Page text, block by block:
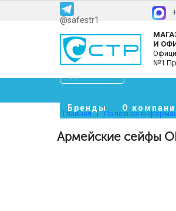
@safestr1
И
№1
Бренды О
Главная Полезная
Армейские сейфы